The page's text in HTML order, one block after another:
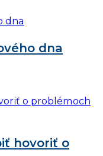
dna
hovoriť o